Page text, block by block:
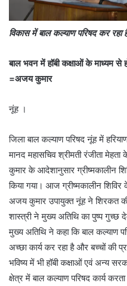
विकास में बाल कल्याण परिषद कर रहा
बाल भवन में हॉबी कक्षाओं के माध्यम से
=अजय कुमार
नूंह ।
जिला बाल कल्याण परिषद नूंह में
मानद महासचिव श्रीमती रंजीता
कुमार के आदेशानुसार
किया गया। आज ग्रीष्मकालीन
अजय कुमार उपायुक्त नूंह ने शिरकत
शास्त्री ने मुख्य अतिथि का पुष्प गुच्छ
मुख्य अतिथि ने कहा कि बाल कल्याण
अच्छा कार्य कर रहा है और बच्चों की
भविष्य में भी हॉबी कक्षाओं एवं अन्य
क्षेत्र में बाल कल्याण परिषद कार्य